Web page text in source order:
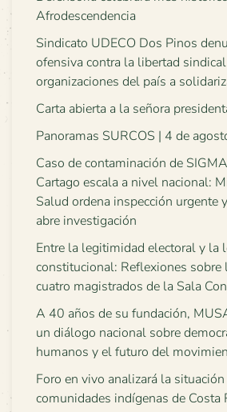
Afrodescendencia
Sindicato UDECO Dos Pinos
ofensiva contra la libertad
organizaciones del país a
Carta abierta a la señora
Panoramas SURCOS | 4 de
Caso de contaminación de
Cartago escala a nivel nacional:
Salud ordena inspección urgente
abre investigación
Entre la legitimidad electoral y la
constitucional: Reflexiones sobre
cuatro magistrados de la Sala
A 40 años de su fundación,
un diálogo nacional sobre
humanos y el futuro del
Foro en vivo analizará la
comunidades indígenas de Costa